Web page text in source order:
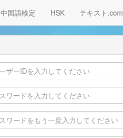
中国語検定 HSK テキスト.com